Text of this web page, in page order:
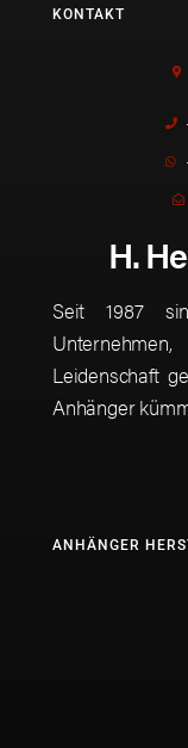
KONTAKT
H.
Seit 1987
Leidenschaft
Anhänger
ANHÄNGER